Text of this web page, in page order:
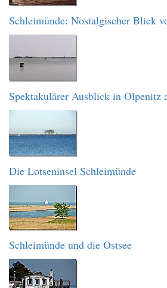
Schleimünde: Nostalgischer Blick
Spektakulärer Ausblick in Olpenitz
Die Lotseninsel Schleimünde
Schleimünde und die Ostsee